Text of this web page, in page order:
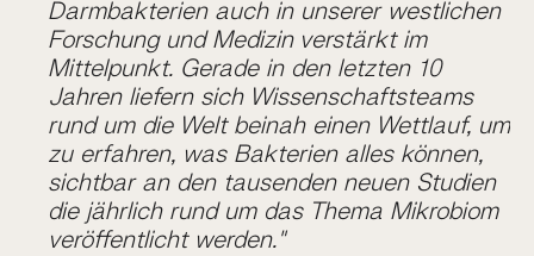
Darmbakterien auch in unserer westlichen
Forschung und Medizin verstärkt im
Mittelpunkt. Gerade in den letzten 10
Jahren liefern sich Wissenschaftsteams
rund um die Welt beinah einen Wettlauf, um
zu erfahren, was Bakterien alles können,
sichtbar an den tausenden neuen Studien
die jährlich rund um das Thema Mikrobiom
veröffentlicht werden."